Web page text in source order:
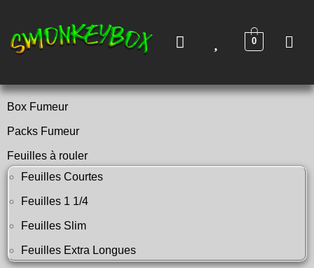
0
Box Fumeur
Packs Fumeur
Feuilles à rouler
Feuilles Courtes
Feuilles 1 1/4
Feuilles Slim
Feuilles Extra Longues